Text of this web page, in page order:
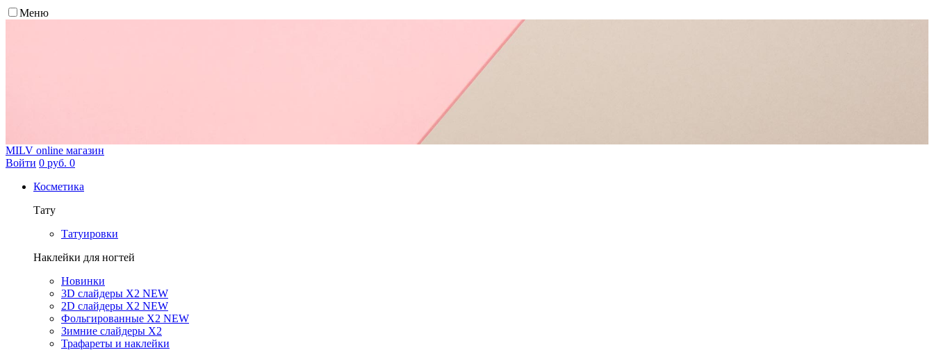
Меню
MILV online магазин
Войти 0 руб. 0
Косметика
Тату
Татуировки
Наклейки для ногтей
Новинки
3D слайдеры X2 NEW
2D слайдеры X2 NEW
Фольгированные X2 NEW
Зимние слайдеры Х2
Трафареты и наклейки